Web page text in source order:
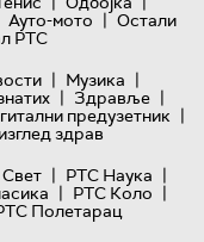
Ауто-мото | Остали
РТС
| Музика |
| Здравље |
предузетник |
здрав
| РТС Наука |
| РТС Коло |
Полетарац